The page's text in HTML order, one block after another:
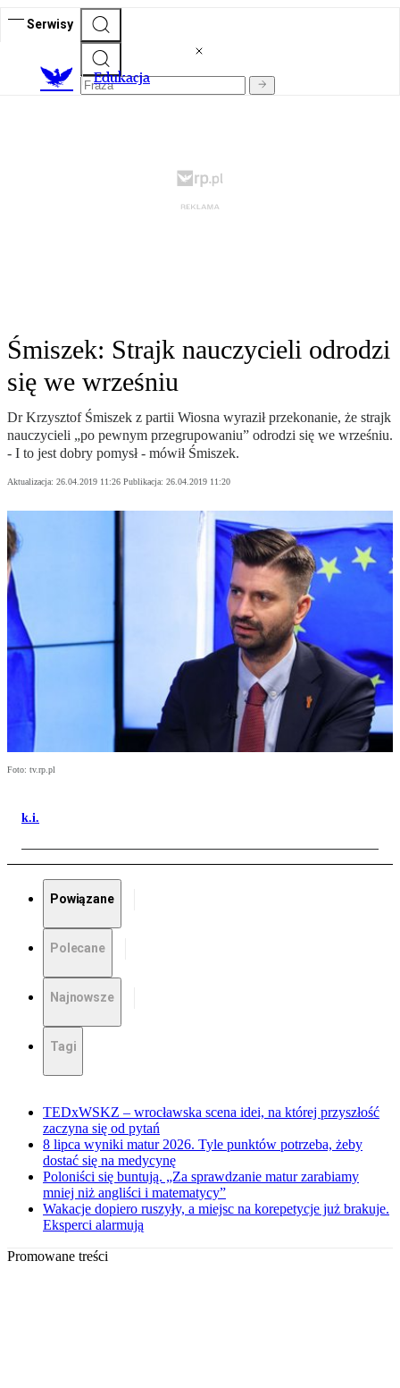
Serwisy
Edukacja
Śmiszek: Strajk nauczycieli odrodzi
się we wrześniu
Dr Krzysztof Śmiszek z partii Wiosna wyraził przekonanie, że strajk
nauczycieli „po pewnym przegrupowaniu” odrodzi się we wrześniu.
- I to jest dobry pomysł - mówił Śmiszek.
Aktualizacja: 26.04.2019 11:26 Publikacja: 26.04.2019 11:20
Foto: tv.rp.pl
k.i.
Powiązane
Polecane
Najnowsze
Tagi
TEDxWSKZ – wrocławska scena idei, na której przyszłość
zaczyna się od pytań
8 lipca wyniki matur 2026. Tyle punktów potrzeba, żeby
dostać się na medycynę
Poloniści się buntują. „Za sprawdzanie matur zarabiamy
mniej niż angliści i matematycy”
Wakacje dopiero ruszyły, a miejsc na korepetycje już brakuje.
Eksperci alarmują
Promowane treści